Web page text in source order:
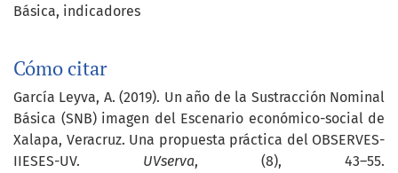
Básica indicadores
Cómo citar
García Leyva, A. (2019). Un año de la Sustracción Nominal
Básica (SNB) imagen del Escenario económico-social de
Xalapa, Veracruz. Una propuesta práctica del OBSERVES-
IIESES-UV. UVserva, (8), 43–55.